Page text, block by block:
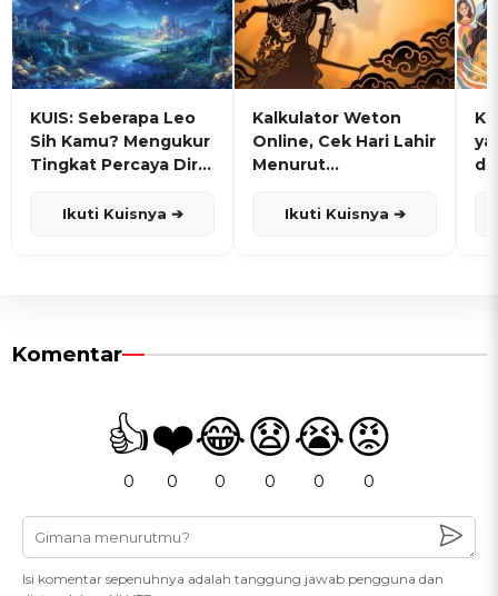
KUIS: Seberapa Leo
Sih Kamu? Mengukur
Tingkat Percaya Diri
Ikuti Kuisnya ➔
Kalkulator Weton
Online, Cek Hari Lahir
Menurut
Ikuti Kuisnya ➔
Komentar
👍
0
❤️
0
😂
0
😧
0
😭
0
😡
0
Isi komentar sepenuhnya adalah tanggung jawab pengguna dan